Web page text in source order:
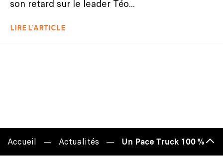
son retard sur le leader Téo...
LIRE L'ARTICLE
Accueil Actualités Un Pace Truck 100 %Haut